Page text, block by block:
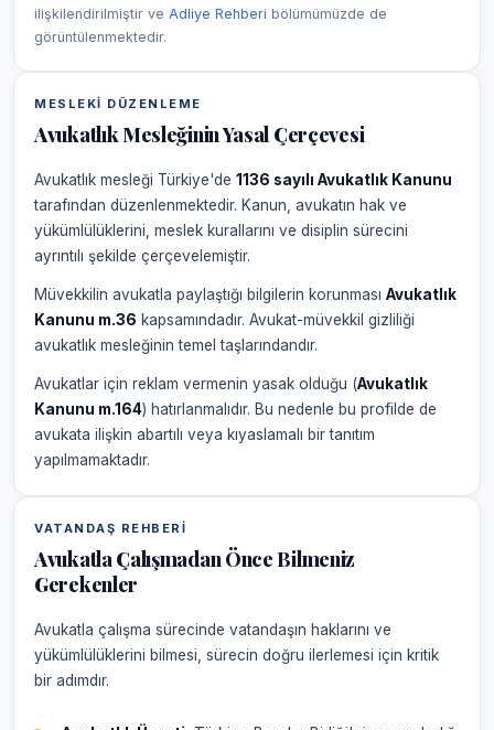
ilişkilendirilmiştir ve Adliye Rehberi bölümümüzde de
görüntülenmektedir.
MESLEKI DÜZENLEME
Avukatlık Mesleğinin Yasal Çerçevesi
Avukatlık mesleği Türkiye'de 1136 sayılı Avukatlık Kanunu
tarafından düzenlenmektedir. Kanun, avukatın hak ve
yükümlülüklerini, meslek kurallarını ve disiplin sürecini
ayrıntılı şekilde çerçevelemiştir.
Müvekkilin avukatla paylaştığı bilgilerin korunması Avukatlık
Kanunu m.36 kapsamındadır. Avukat-müvekkil gizliliği
avukatlık mesleğinin temel taşlarındandır.
Avukatlar için reklam vermenin yasak olduğu (Avukatlık
Kanunu m.164) hatırlanmalıdır. Bu nedenle bu profilde de
avukata ilişkin abartılı veya kıyaslamalı bir tanıtım
yapılmamaktadır.
VATANDAŞ REHBERI
Avukatla Çalışmadan Önce Bilmeniz
Gerekenler
Avukatla çalışma sürecinde vatandaşın haklarını ve
yükümlülüklerini bilmesi, sürecin doğru ilerlemesi için kritik
bir adımdır.